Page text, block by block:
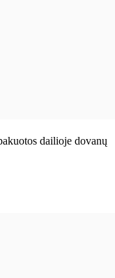
dailioje dovanų